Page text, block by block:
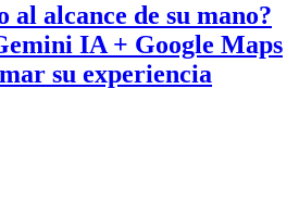
alcance de su mano?
IA + Google Maps
su experiencia